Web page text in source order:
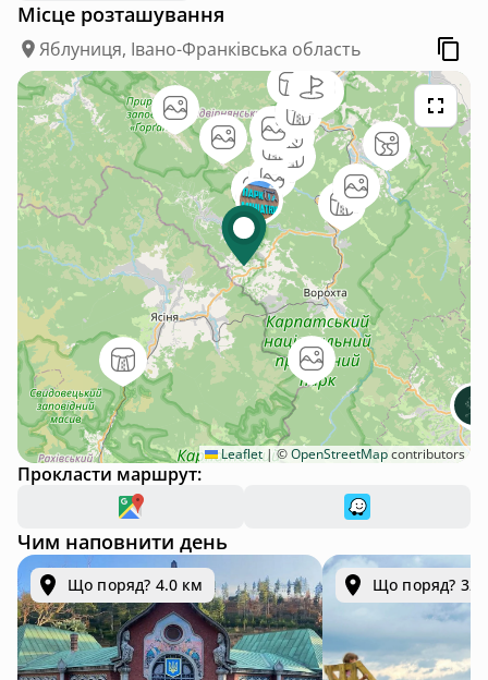
безвилазно відпочивати в будинку всі дні, ці дрібнички і
недоліки ремонту заважали би сильніше. Але поснідати,
покупатись в басейні та поспати — було все зручно (решту
часу їздили і гуляли). Плюс — розташування окремих
спальних місць (нас було четверо дівчат) і загалом багато
життєвого простору :)
Місце розташування
Яблуниця, Івано-Франківська область
Leaflet |©OpenStreetMapcontributors
Прокласти маршрут:
Чим наповнити день
Що поряд? 4.0 км Що поряд?